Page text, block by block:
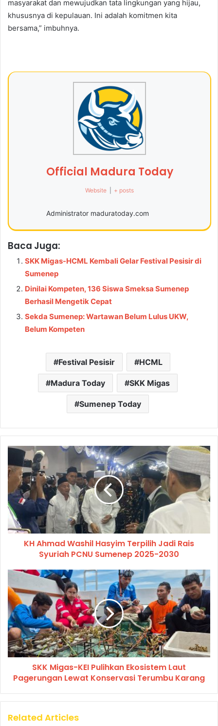
masyarakat dan mewujudkan tata lingkungan yang hijau,
khususnya di kepulauan. Ini adalah komitmen kita
bersama,” imbuhnya.
Official Madura Today
Website + posts
Administrator maduratoday.com
Baca Juga:
SKK Migas-HCML Kembali Gelar Festival Pesisir di
Sumenep
Dinilai Kompeten, 136 Siswa Smeksa Sumenep
Berhasil Mengetik Cepat
Sekda Sumenep: Wartawan Belum Lulus UKW,
Belum Kompeten
Festival Pesisir HCML
Madura Today SKK Migas
Sumenep Today
KH Ahmad Washil Hasyim Terpilih Jadi Rais
Syuriah PCNU Sumenep 2025-2030
SKK Migas-KEI Pulihkan Ekosistem Laut
Pagerungan Lewat Konservasi Terumbu Karang
Related Articles